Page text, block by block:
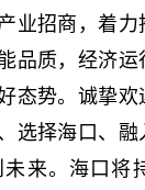
业招商，着力
品质，经济运
态势。诚挚欢
选择海口、融
来。海口将